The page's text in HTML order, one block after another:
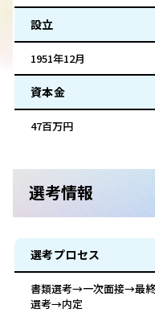
設立
1951年12月
資本金
47百万円
選考情報
選考プロセス
書類選考→一次面接→最終
選考→内定